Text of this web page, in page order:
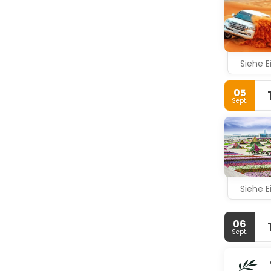
Siehe
05
Sept.
Siehe
06
Sept.